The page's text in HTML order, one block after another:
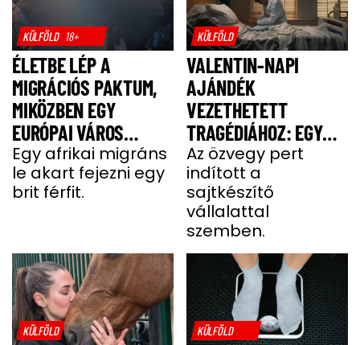
KÜLFÖLD 18+
ÉLETBE LÉP A
MIGRÁCIÓS PAKTUM,
MIKÖZBEN EGY
EURÓPAI VÁROS
LÁNGOKBAN ÁLL A
MIGRÁNSERŐSZAK
MIATT
Egy afrikai migráns
le akart fejezni egy
brit férfit.
KÜLFÖLD
VALENTIN-NAPI
AJÁNDÉK
VEZETHETETT
TRAGÉDIÁHOZ: EGY
SAJT MIATT HALT MEG
A FÉRJ
Az özvegy pert
indított a
sajtkészítő
vállalattal
szemben.
KÜLFÖLD KÜLFÖLD